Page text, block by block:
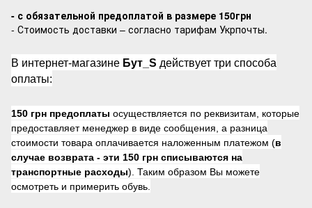
- с обязательной предоплатой в размере 150грн
- Стоимость доставки – согласно тарифам Укрпочты.
В интернет-магазине Бут_S действует три способа
оплаты:
150 грн предоплаты осуществляется по реквизитам, которые
предоставляет менеджер в виде сообщения, а разница
стоимости товара оплачивается наложенным платежом (в
случае возврата - эти 150 грн списываются на
транспортные расходы). Таким образом Вы можете
осмотреть и примерить обувь.